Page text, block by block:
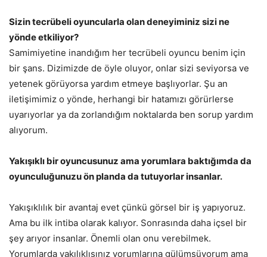
Sizin tecrübeli oyuncularla olan deneyiminiz sizi ne
yönde etkiliyor?
Samimiyetine inandığım her tecrübeli oyuncu benim için
bir şans. Dizimizde de öyle oluyor, onlar sizi seviyorsa ve
yetenek görüyorsa yardım etmeye başlıyorlar. Şu an
iletişimimiz o yönde, herhangi bir hatamızı görürlerse
uyarıyorlar ya da zorlandığım noktalarda ben sorup yardım
alıyorum.
Yakışıklı bir oyuncusunuz ama yorumlara baktığımda da
oyunculuğunuzu ön planda da tutuyorlar insanlar.
Yakışıklılık bir avantaj evet çünkü görsel bir iş yapıyoruz.
Ama bu ilk intiba olarak kalıyor. Sonrasında daha içsel bir
şey arıyor insanlar. Önemli olan onu verebilmek.
Yorumlarda yakılıklısınız yorumlarına gülümsüyorum ama